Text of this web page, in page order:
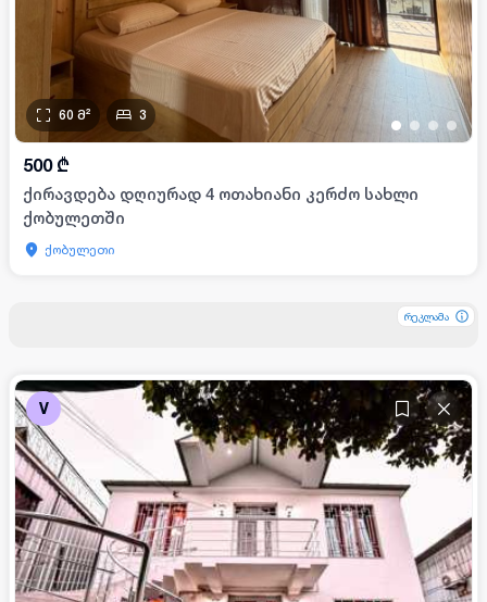
• • • •
60 მ² 3
500 ₾
ქირავდება დღიურად 4 ოთახიანი კერძო სახლი
ქობულეთში
ქობულეთი
V
რეკლამა
რეკლამა
რეკლამა